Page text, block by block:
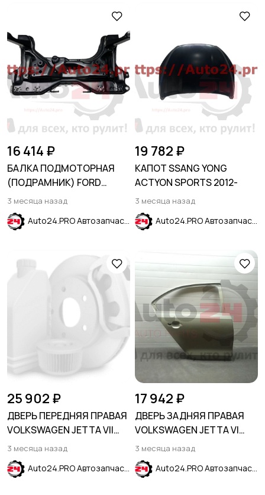
16 414 ₽
БАЛКА ПОДМОТОРНАЯ
(ПОДРАМНИК) FORD
TRANSIT/TOURNEO
CONNECT (2002-2013)
3 месяца назад
Auto24.PRO Автозапчасти
19 782 ₽
КАПОТ SSANG YONG
ACTYON SPORTS 2012-
3 месяца назад
Auto24.PRO Автозапчасти
25 902 ₽
ДВЕРЬ ПЕРЕДНЯЯ ПРАВАЯ
VOLKSWAGEN JETTA VII
2018-
3 месяца назад
Auto24.PRO Автозапчасти
17 942 ₽
ДВЕРЬ ЗАДНЯЯ ПРАВАЯ
VOLKSWAGEN JETTA VI
2011-2018
3 месяца назад
Auto24.PRO Автозапчасти